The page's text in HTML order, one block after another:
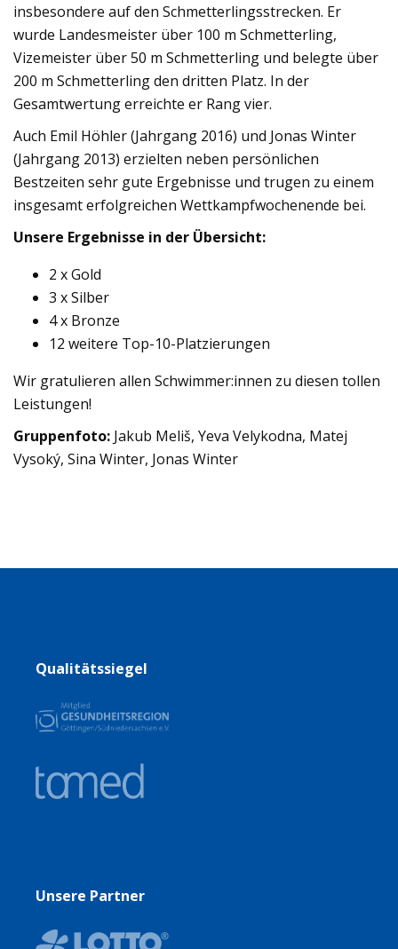
insbesondere auf den Schmetterlingsstrecken. Er
wurde Landesmeister über 100 m Schmetterling,
Vizemeister über 50 m Schmetterling und belegte über
200 m Schmetterling den dritten Platz. In der
Gesamtwertung erreichte er Rang vier.
Auch Emil Höhler (Jahrgang 2016) und Jonas Winter
(Jahrgang 2013) erzielten neben persönlichen
Bestzeiten sehr gute Ergebnisse und trugen zu einem
insgesamt erfolgreichen Wettkampfwochenende bei.
Unsere Ergebnisse in der Übersicht:
2 x Gold
3 x Silber
4 x Bronze
12 weitere Top-10-Platzierungen
Wir gratulieren allen Schwimmer:innen zu diesen tollen
Leistungen!
Gruppenfoto: Jakub Meliš, Yeva Velykodna, Matej
Vysoký, Sina Winter, Jonas Winter
Qualitätssiegel
Unsere Partner